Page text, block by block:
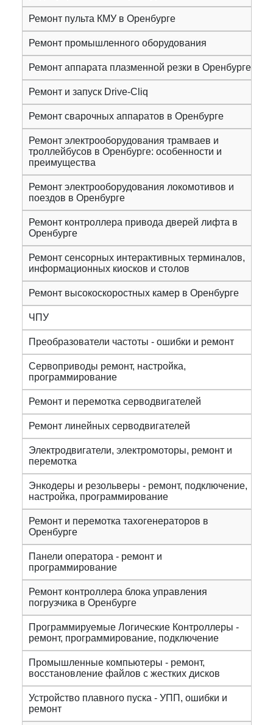
Ремонт пульта КМУ в Оренбурге
Ремонт промышленного оборудования
Ремонт аппарата плазменной резки в Оренбурге
Ремонт и запуск Drive-Cliq
Ремонт сварочных аппаратов в Оренбурге
Ремонт электрооборудования трамваев и
троллейбусов в Оренбурге: особенности и
преимущества
Ремонт электрооборудования локомотивов и
поездов в Оренбурге
Ремонт контроллера привода дверей лифта в
Оренбурге
Ремонт сенсорных интерактивных терминалов,
информационных киосков и столов
Ремонт высокоскоростных камер в Оренбурге
ЧПУ
Преобразователи частоты - ошибки и ремонт
Сервоприводы ремонт, настройка,
программирование
Ремонт и перемотка серводвигателей
Ремонт линейных серводвигателей
Электродвигатели, электромоторы, ремонт и
перемотка
Энкодеры и резольверы - ремонт, подключение,
настройка, программирование
Ремонт и перемотка тахогенераторов в
Оренбурге
Панели оператора - ремонт и
программирование
Ремонт контроллера блока управления
погрузчика в Оренбурге
Программируемые Логические Контроллеры -
ремонт, программирование, подключение
Промышленные компьютеры - ремонт,
восстановление файлов с жестких дисков
Устройство плавного пуска - УПП, ошибки и
ремонт